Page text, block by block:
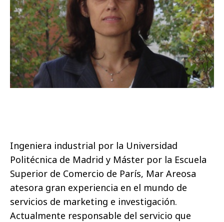
Ingeniera industrial por la Universidad
Politécnica de Madrid y Máster por la Escuela
Superior de Comercio de París, Mar Areosa
atesora gran experiencia en el mundo de
servicios de marketing e investigación.
Actualmente responsable del servicio que